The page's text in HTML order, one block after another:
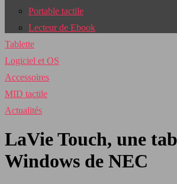
Portable tactile
Lecteur de Ebook
Tablette
Logiciel et OS
Accessoires
MID tactile
Actualités
LaVie Touch, une
Windows de NEC